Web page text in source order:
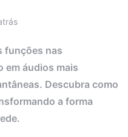
funções nas
em áudios mais
Descubra como
a forma